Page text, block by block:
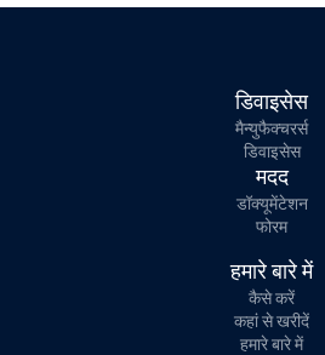
डिवाइसेस
मैन्युफैक्चरर्स
डिवाइसेस
मदद
डॉक्यूमेंटेशन
फोरम
हमारे बारे में
कैसे करें
कहां से खरीदें
हमारे बारे में